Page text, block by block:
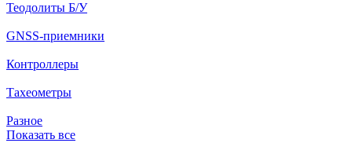
Теодолиты Б/У
GNSS-приемники
Контроллеры
Тахеометры
Разное
Показать все